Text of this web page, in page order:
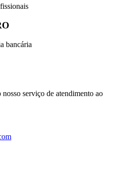
bancária
serviço de atendimento ao